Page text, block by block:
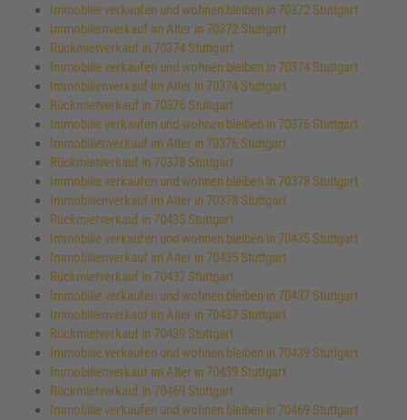
Immobilie verkaufen und wohnen bleiben in 70372 Stuttgart
Immobilienverkauf im Alter in 70372 Stuttgart
Rückmietverkauf in 70374 Stuttgart
Immobilie verkaufen und wohnen bleiben in 70374 Stuttgart
Immobilienverkauf im Alter in 70374 Stuttgart
Rückmietverkauf in 70376 Stuttgart
Immobilie verkaufen und wohnen bleiben in 70376 Stuttgart
Immobilienverkauf im Alter in 70376 Stuttgart
Rückmietverkauf in 70378 Stuttgart
Immobilie verkaufen und wohnen bleiben in 70378 Stuttgart
Immobilienverkauf im Alter in 70378 Stuttgart
Rückmietverkauf in 70435 Stuttgart
Immobilie verkaufen und wohnen bleiben in 70435 Stuttgart
Immobilienverkauf im Alter in 70435 Stuttgart
Rückmietverkauf in 70437 Stuttgart
Immobilie verkaufen und wohnen bleiben in 70437 Stuttgart
Immobilienverkauf im Alter in 70437 Stuttgart
Rückmietverkauf in 70439 Stuttgart
Immobilie verkaufen und wohnen bleiben in 70439 Stuttgart
Immobilienverkauf im Alter in 70439 Stuttgart
Rückmietverkauf in 70469 Stuttgart
Immobilie verkaufen und wohnen bleiben in 70469 Stuttgart